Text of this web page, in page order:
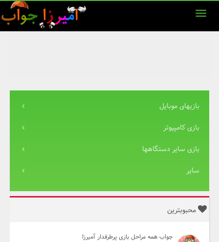
بازیهای موبایل
بازی کامپیوتر
بازی سایر دستگاهها
سایر
محبوبترین
جواب همه مراحل بازی پرطرفدار آمیرزا